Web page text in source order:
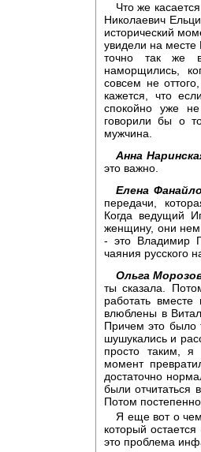
Что же
Николаевич
исторический
увидели на
точно так же
наморщились,
совсем не
кажется, что
спокойно уже
говорили бы о
мужчина.
Анна
это важно.
Елена
передачи,
Когда ведущий
женщину, они
- это Владимир
чаяния русского
Ольга
ты сказала.
работать
влюблены в
Причем это было
шушукались и
просто таким, я
момент
достаточно
были отчитаться
Потом
Я еще вот о чем
который
это проблема